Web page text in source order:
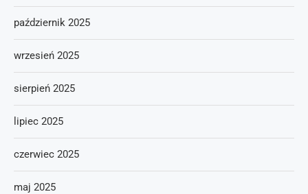
październik 2025
wrzesień 2025
sierpień 2025
lipiec 2025
czerwiec 2025
maj 2025